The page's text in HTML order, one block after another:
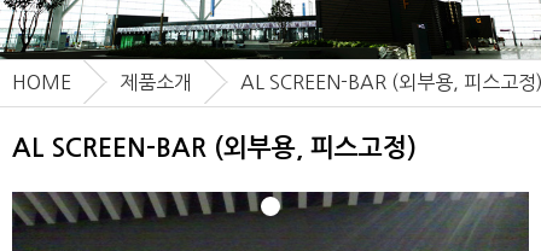
AL SCREEN-BAR (외부용, 피스고정)
HOME 제품소개 AL SCREEN-BAR (외부용, 피스고정